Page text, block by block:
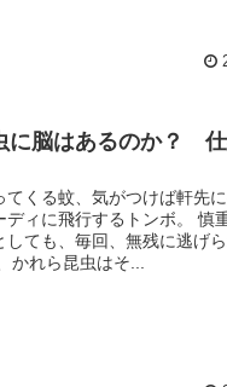
に脳はあるのか？
くる蚊、気がつけば軒先に
ディに飛行するトンボ。 慎
ても、毎回、無残に逃げ
かれら昆虫はそ...